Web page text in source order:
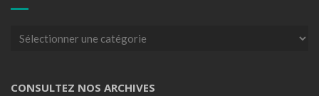
Articles
CONSULTEZ NOS ARCHIVES